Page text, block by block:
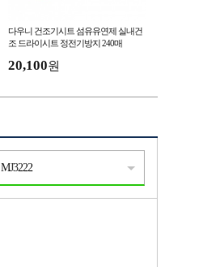
다우니 건조기시트 섬유유연제 실내건
조 드라이시트 정전기방지 240매
20,100원
MJ3222